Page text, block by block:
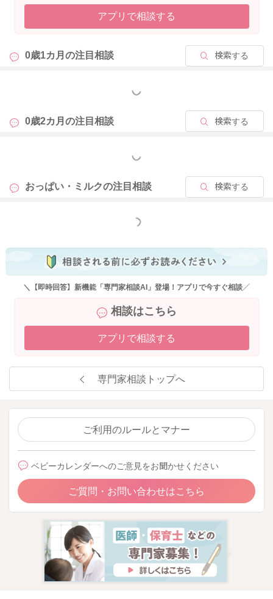
ですので、時折発育をチェックしながら経過を見ていけると良
アプリで相談する
0歳1カ月の注目相談 検索する
もっと見る
0歳2カ月の注目相談 検索する
もっと見る
おっぱい・ミルクの注目相談 検索する
もっと見る
＼【即時回答】新機能「専門家相談AI」登場！アプリで今すぐ相談／
相談はこちら
アプリで相談する
専門家相談トップへ
ご利用のルールとマナー
ベビーカレンダーへのご意見をお聞かせください
ご質問・お問い合わせはこちら